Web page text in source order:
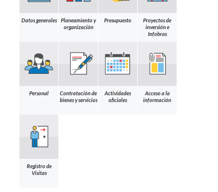
Datos generales
Planeamiento y
organización
Presupuesto
Proyectos de
inversión e
Infobras
Personal
Contratación de
bienes y servicios
Actividades
oficiales
Acceso a la
información
Registro de
Visitas